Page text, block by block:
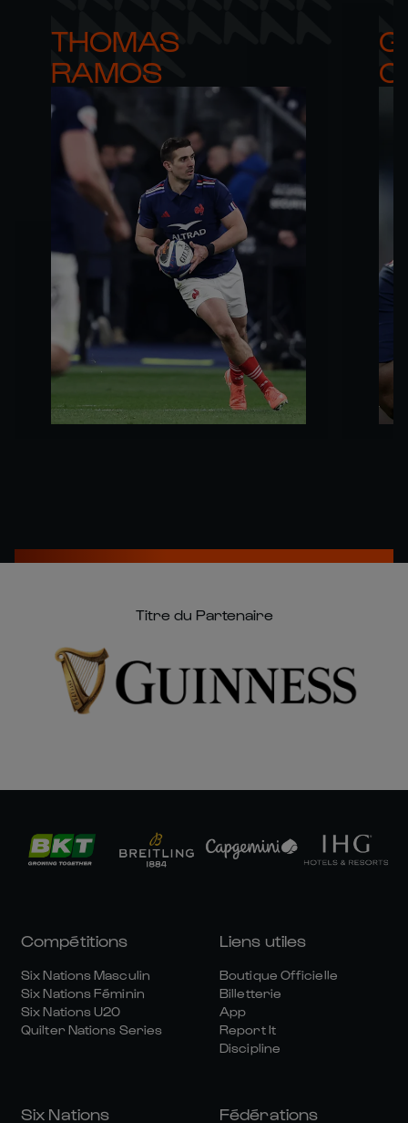
THOMAS
RAMOS
Titre du Partenaire
Compétitions
Six Nations Masculin
Six Nations Féminin
Six Nations U20
Quilter Nations Series
Liens utiles
Boutique Officielle
Billetterie
App
Report It
Discipline
Six Nations Fédérations